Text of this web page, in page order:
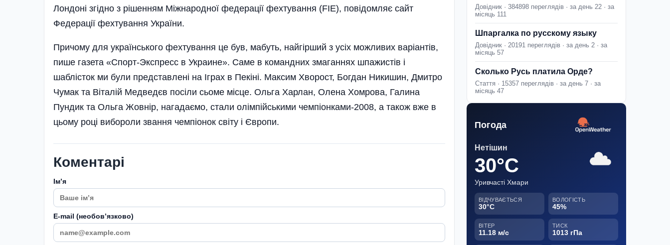
Лондоні згідно з рішенням Міжнародної федерації фехтування (FIE), повідомляє сайт
Федерації фехтування України.
Причому для українського фехтування це був, мабуть, найгірший з усіх можливих варіантів,
пише газета «Спорт-Экспресс в Украине». Саме в командних змаганнях шпажистів і
шаблісток ми були представлені на Іграх в Пекіні. Максим Хворост, Богдан Никишин, Дмитро
Чумак та Віталій Медведєв посіли сьоме місце. Ольга Харлан, Олена Хомрова, Галина
Пундик та Ольга Жовнір, нагадаємо, стали олімпійськими чемпіонками-2008, а також вже в
цьому році вибороли звання чемпіонок світу і Європи.
Коментарі
Імʼя
E-mail (необовʼязково)
Довідник · 384898 переглядів · за день 22 · за
місяць 111
Шпаргалка по русскому языку
Довідник · 20191 переглядів · за день 2 · за
місяць 57
Сколько Русь платила Орде?
Стаття · 15357 переглядів · за день 7 · за
місяць 47
Погода
Нетішин
30°C
Уривчасті Хмари
ВІДЧУВАЄТЬСЯ
30°C
ВОЛОГІСТЬ
45%
ВІТЕР
11.18 м/с
ТИСК
1013 гПа